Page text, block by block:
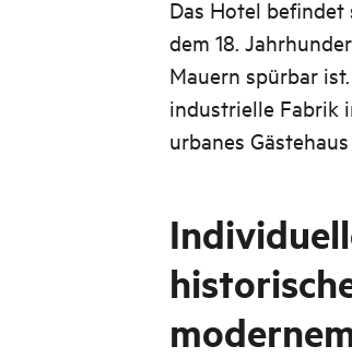
Das Hotel
dem 18.
Mauern spürbar
industrielle Fabrik
urbanes